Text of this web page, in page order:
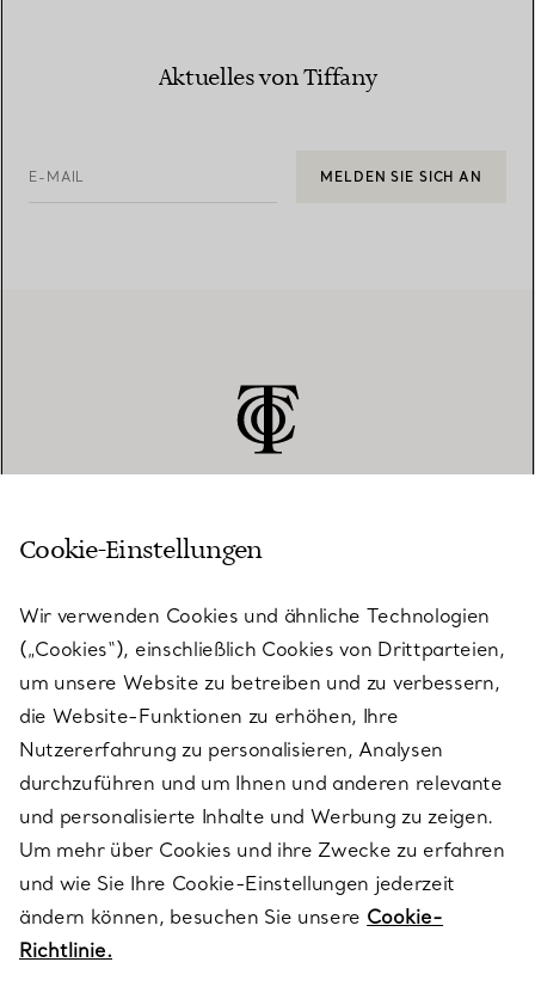
Aktuelles von Tiffany
E-MAIL MELDEN SIE SICH AN
KUNDENSERVICE
SERVICES
ÜBER TIFFANY & CO.
RECHTLICHE HINWEISE
FOLGEN SIE UNS
Cookie-Einstellungen
Wir verwenden Cookies und ähnliche Technologien
(„Cookies“), einschließlich Cookies von Drittparteien,
um unsere Website zu betreiben und zu verbessern,
die Website-Funktionen zu erhöhen, Ihre
Nutzererfahrung zu personalisieren, Analysen
durchzuführen und um Ihnen und anderen relevante
und personalisierte Inhalte und Werbung zu zeigen.
Um mehr über Cookies und ihre Zwecke zu erfahren
und wie Sie Ihre Cookie-Einstellungen jederzeit
ändern können, besuchen Sie unsere Cookie-
Richtlinie.